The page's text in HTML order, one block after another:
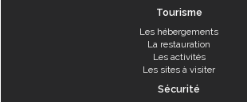
Tourisme
Les hébergements
La restauration
Les activités
Les sites à visiter
Sécurité